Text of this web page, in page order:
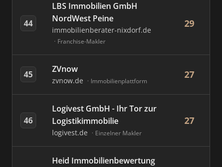
44
LBS Immobilien GmbH
NordWest Peine
immobilienberater-nixdorf.de
Franchise-Makler
29
45 ZVnow
zvnow.de Immobilienplattform
27
46
Logivest GmbH - Ihr Tor zur
Logistikimmobilie
logivest.de Einzelner Makler
27
Heid Immobilienbewertung